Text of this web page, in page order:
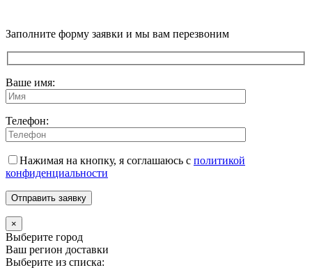
Прокрутка
Заполните форму заявки и мы вам перезвоним
Ваше имя:
Телефон:
Нажимая на кнопку, я соглашаюсь с политикой
конфиденциальности
×
Выберите город
Ваш регион доставки
Выберите из списка: